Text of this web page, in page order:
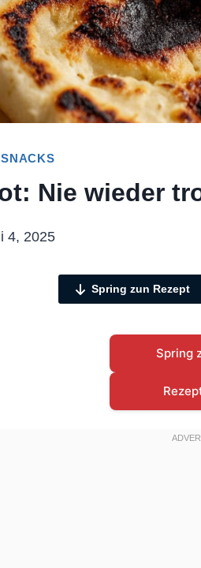
Nie wieder
4, 2025
Spring zun Rezept
Spring